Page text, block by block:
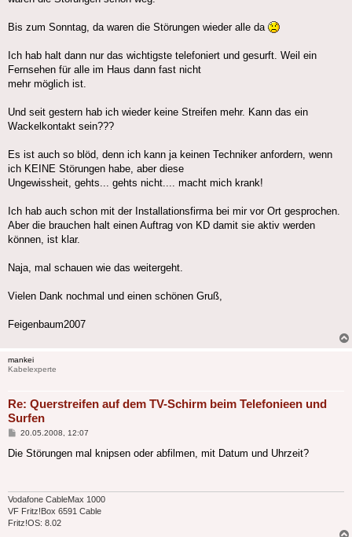
Bis zum Sonntag, da waren die Störungen wieder alle da
Ich hab halt dann nur das wichtigste telefoniert und gesurft. Weil ein
Fernsehen für alle im Haus dann fast nicht
mehr möglich ist.
Und seit gestern hab ich wieder keine Streifen mehr. Kann das ein
Wackelkontakt sein???
Es ist auch so blöd, denn ich kann ja keinen Techniker anfordern, wenn
ich KEINE Störungen habe, aber diese
Ungewissheit, gehts... gehts nicht.... macht mich krank!
Ich hab auch schon mit der Installationsfirma bei mir vor Ort gesprochen.
Aber die brauchen halt einen Auftrag von KD damit sie aktiv werden
können, ist klar.
Naja, mal schauen wie das weitergeht.
Vielen Dank nochmal und einen schönen Gruß,
Feigenbaum2007
mankei
Kabelexperte
Re: Querstreifen auf dem TV-Schirm beim Telefonieen und
Surfen
Beitrag
20.05.2008, 12:07
Die Störungen mal knipsen oder abfilmen, mit Datum und Uhrzeit?
Vodafone CableMax 1000
VF Fritz!Box 6591 Cable
Fritz!OS: 8.02